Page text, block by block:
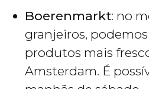
Boerenmarkt: no
granjeiros,
produtos mais
Amsterdam. É